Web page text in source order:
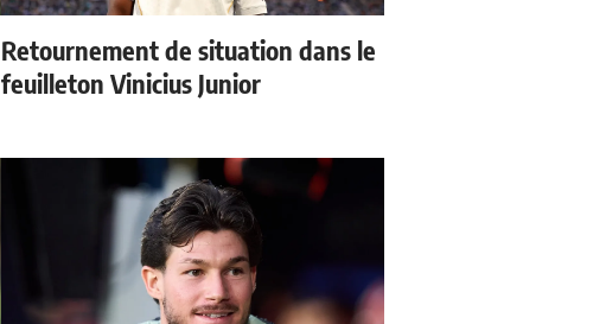
Retournement de situation dans le
feuilleton Vinicius Junior